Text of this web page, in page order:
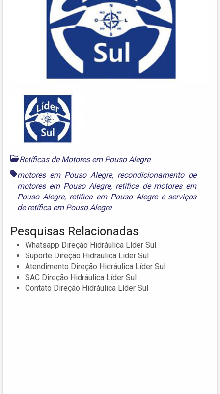
Retíficas de Motores em Pouso Alegre
motores em Pouso Alegre, recondicionamento de
motores em Pouso Alegre, retífica de motores em
Pouso Alegre, retífica em Pouso Alegree serviços
de retífica em Pouso Alegre
Pesquisas Relacionadas
Whatsapp Direção Hidráulica Líder Sul‎
Suporte Direção Hidráulica Líder Sul‎
Atendimento Direção Hidráulica Líder Sul‎
SAC Direção Hidráulica Líder Sul‎
Contato Direção Hidráulica Líder Sul‎